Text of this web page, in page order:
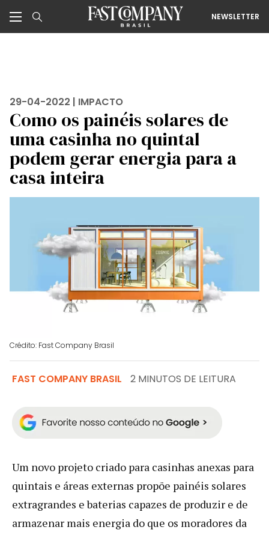
NEWSLETTER
29-04-2022 | IMPACTO
Como os painéis solares de
uma casinha no quintal
podem gerar energia para a
casa inteira
Crédito: Fast Company Brasil
FAST COMPANY BRASIL 2 MINUTOS DE LEITURA
Um novo projeto criado para casinhas anexas para
quintais e áreas externas propõe painéis solares
extragrandes e baterias capazes de produzir e de
armazenar mais energia do que os moradores da